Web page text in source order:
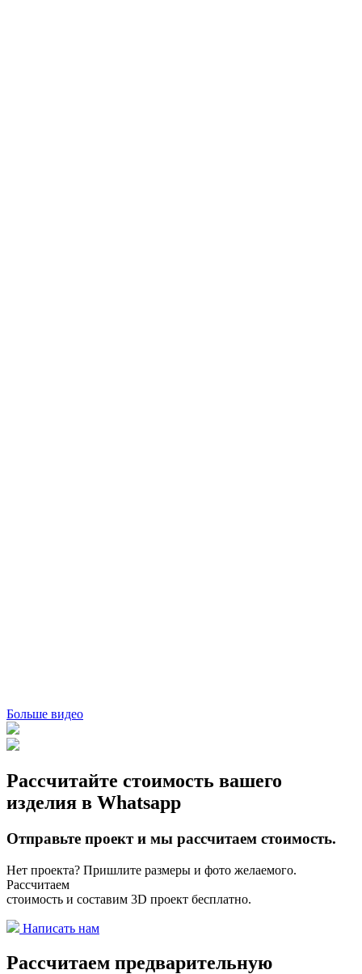
Больше видео
Рассчитайте стоимость вашего
изделия в Whatsapp
Отправьте проект и мы рассчитаем стоимость.
Нет проекта? Пришлите размеры и фото желаемого.
Рассчитаем
стоимость и составим 3D проект бесплатно.
Написать нам
Рассчитаем предварительную